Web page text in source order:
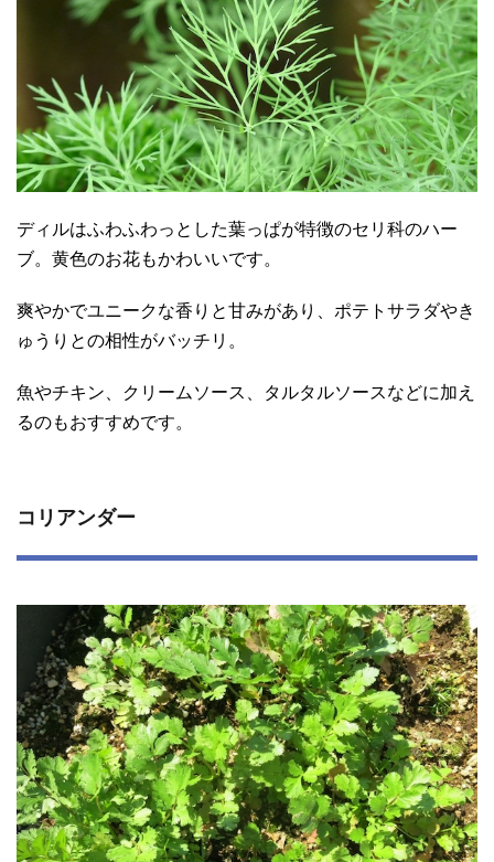
ディルはふわふわっとした葉っぱが特徴のセリ科のハー
ブ。黄色のお花もかわいいです。
爽やかでユニークな香りと甘みがあり、ポテトサラダやき
ゅうりとの相性がバッチリ。
魚やチキン、クリームソース、タルタルソースなどに加え
るのもおすすめです。
コリアンダー